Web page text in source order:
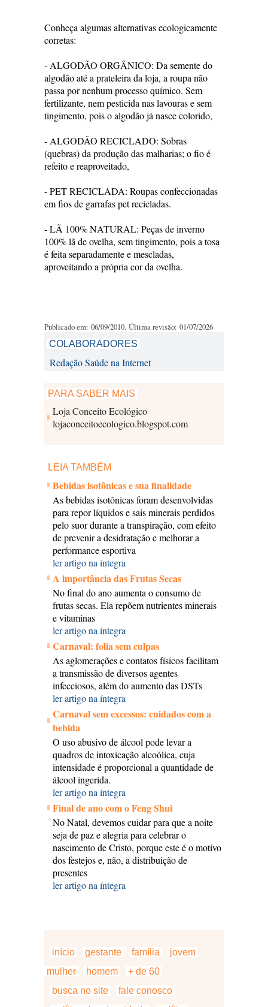
Conheça algumas alternativas ecologicamente
corretas:
- ALGODÃO ORGÂNICO: Da semente do
algodão até a prateleira da loja, a roupa não
passa por nenhum processo químico. Sem
fertilizante, nem pesticida nas lavouras e sem
tingimento, pois o algodão já nasce colorido,
- ALGODÃO RECICLADO: Sobras
(quebras) da produção das malharias; o fio é
refeito e reaproveitado,
- PET RECICLADA: Roupas confeccionadas
em fios de garrafas pet recicladas.
- LÃ 100% NATURAL: Peças de inverno
100% lã de ovelha, sem tingimento, pois a tosa
é feita separadamente e mescladas,
aproveitando a própria cor da ovelha.
Publicado em: 06/09/2010. Última revisão: 01/07/2026
COLABORADORES
Redação Saúde na Internet
PARA SABER MAIS
Loja Conceito Ecológico
lojaconceitoecologico.blogspot.com
LEIA TAMBÉM
Bebidas isotônicas e sua finalidade
As bebidas isotônicas foram desenvolvidas
para repor líquidos e sais minerais perdidos
pelo suor durante a transpiração, com efeito
de prevenir a desidratação e melhorar a
performance esportiva
ler artigo na íntegra
A importância das Frutas Secas
No final do ano aumenta o consumo de
frutas secas. Ela repõem nutrientes minerais
e vitaminas
ler artigo na íntegra
Carnaval: folia sem culpas
As aglomerações e contatos físicos facilitam
a transmissão de diversos agentes
infecciosos, além do aumento das DSTs
ler artigo na íntegra
Carnaval sem excessos: cuidados com a
bebida
O uso abusivo de álcool pode levar a
quadros de intoxicação alcoólica, cuja
intensidade é proporcional a quantidade de
álcool ingerida.
ler artigo na íntegra
Final de ano com o Feng Shui
No Natal, devemos cuidar para que a noite
seja de paz e alegria para celebrar o
nascimento de Cristo, porque este é o motivo
dos festejos e, não, a distribuição de
presentes
ler artigo na íntegra
início gestante família
jovem
mulher
homem
+ de 60
busca no site
fale conosco